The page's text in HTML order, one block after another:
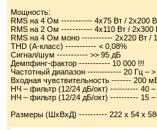
Мощность:
RMS на 4 Ом ----------- 4х75 Вт / 2х200
RMS на 2 Ом ----------- 4х110 Вт / 2х300
RMS на 4 Ом моно ----------- 2х220 Вт /
THD (А-класс) ----------- < 0,08%
Сигнал/шум ----------- >> 95 дБ
Демпфинг-фактор ----------- 10 000 !!!
Частотный диапазон ------------ 20 Гц – >
Входная чувствительность ------- 200
НЧ – фильтр (12/24 дБ/окт) ---------- 40 –
НЧ – фильтр (12/24 дБ/окт) ---------- 15 –
Размеры (ШхВхД) ---------- 222 х 54 х